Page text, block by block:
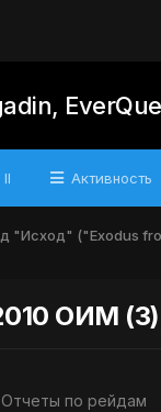
Активность
"Исход" ("Exodus
ОИМ
Отчеты по рейдам